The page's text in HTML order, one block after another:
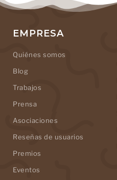
EMPRESA
Quiénes somos
Blog
Trabajos
Prensa
Asociaciones
Reseñas de usuarios
Premios
Eventos